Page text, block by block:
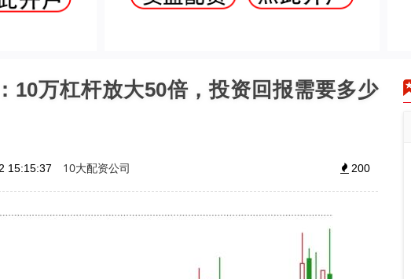
10万杠杆放大50倍，投资回报需要多少
15:15:37 10大配资公司 200